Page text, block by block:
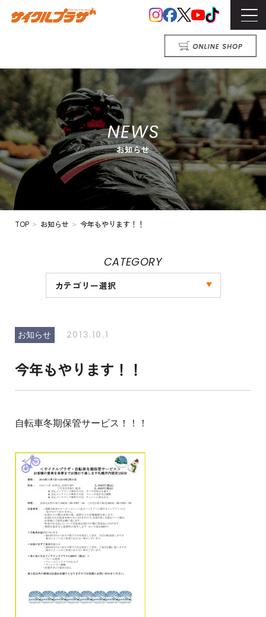
TOP > お知らせ > 今年もやります！！
CATEGORY
カテゴリー選択
お知らせ 2013.10.1
今年もやります！！
自転車冬期保管サービス！！！